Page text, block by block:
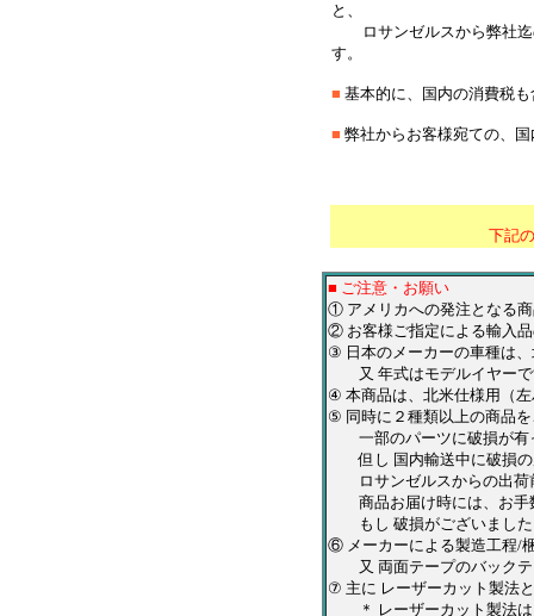
と、
ロサンゼルスから弊社迄
す。
■ 基本的に、国内の消費税
■ 弊社からお客様宛ての、
下記
■ ご注意・お願い
① アメリカへの発注となる
② お客様ご指定による輸入
③ 日本のメーカーの車種は
又 年式はモデルイヤーで
④ 本商品は、北米仕様用（
⑤ 同時に２種類以上の商品
一部のパーツに破損が有
但し 国内輸送中に破損の
ロサンゼルスからの出荷
商品お届け時には、お手
もし 破損がございました
⑥ メーカーによる製造工程/
又 両面テープのバックテ
⑦ 主に レーザーカット製法
＊ レーザーカット製法は